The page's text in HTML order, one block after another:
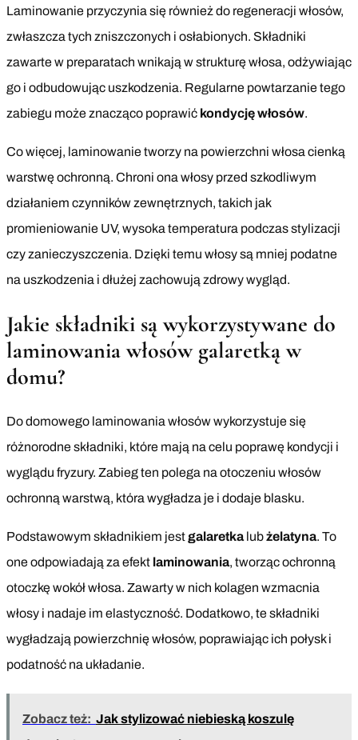
Laminowanie przyczynia się również do regeneracji włosów,
zwłaszcza tych zniszczonych i osłabionych. Składniki
zawarte w preparatach wnikają w strukturę włosa, odżywiając
go i odbudowując uszkodzenia. Regularne powtarzanie tego
zabiegu może znacząco poprawić kondycję włosów.
Co więcej, laminowanie tworzy na powierzchni włosa cienką
warstwę ochronną. Chroni ona włosy przed szkodliwym
działaniem czynników zewnętrznych, takich jak
promieniowanie UV, wysoka temperatura podczas stylizacji
czy zanieczyszczenia. Dzięki temu włosy są mniej podatne
na uszkodzenia i dłużej zachowują zdrowy wygląd.
Jakie składniki są wykorzystywane do
laminowania włosów galaretką w
domu?
Do domowego laminowania włosów wykorzystuje się
różnorodne składniki, które mają na celu poprawę kondycji i
wyglądu fryzury. Zabieg ten polega na otoczeniu włosów
ochronną warstwą, która wygładza je i dodaje blasku.
Podstawowym składnikiem jestgalaretkalubżelatyna. To
one odpowiadają za efekt laminowania, tworząc ochronną
otoczkę wokół włosa. Zawarty w nich kolagen wzmacnia
włosy i nadaje im elastyczność. Dodatkowo, te składniki
wygładzają powierzchnię włosów, poprawiając ich połysk i
podatność na układanie.
Zobacz też: Jak stylizować niebieską koszulę